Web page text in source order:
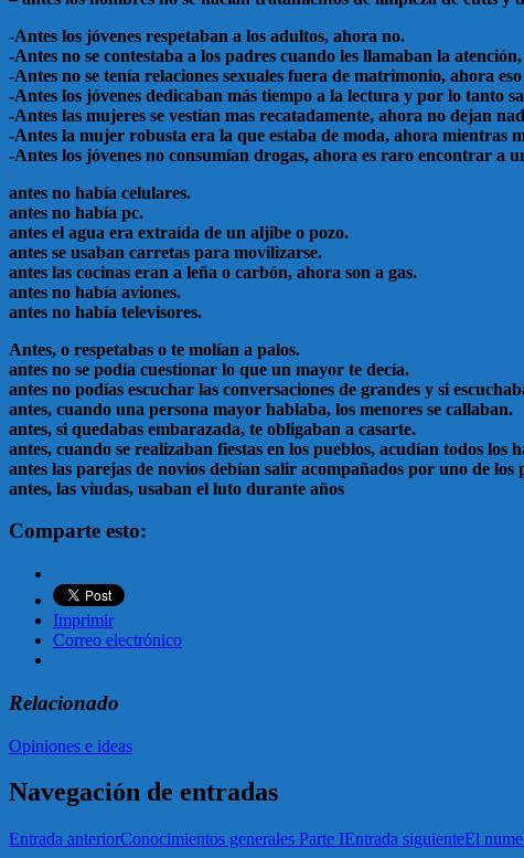
-Antes los jóvenes respetaban a los adultos, ahora no.
-Antes no se contestaba a los padres cuando les llamaban la
-Antes no se tenía relaciones sexuales fuera de matrimonio, ahora
-Antes los jóvenes dedicaban más tiempo a la lectura y por lo tanto
-Antes las mujeres se vestían mas recatadamente, ahora no dejan
-Antes la mujer robusta era la que estaba de moda, ahora mientras
-Antes los jóvenes no consumían drogas, ahora es raro encontrar a
antes no había celulares.
antes no había pc.
antes el agua era extraída de un aljibe o pozo.
antes se usaban carretas para movilizarse.
antes las cocinas eran a leña o carbón, ahora son a gas.
antes no había aviones.
antes no había televisores.
Antes, o respetabas o te molían a palos.
antes no se podía cuestionar lo que un mayor te decía.
antes no podías escuchar las conversaciones de grandes y si
antes, cuando una persona mayor hablaba, los menores se callaban.
antes, si quedabas embarazada, te obligaban a casarte.
antes, cuando se realizaban fiestas en los pueblos, acudían todos los
antes las parejas de novios debían salir acompañados por uno de
antes, las viudas, usaban el luto durante años
Comparte esto:
Imprimir
Correo electrónico
Relacionado
Opiniones e ideas
Navegación de entradas
Entrada anteriorConocimientos generales Parte IEntrada siguienteEl